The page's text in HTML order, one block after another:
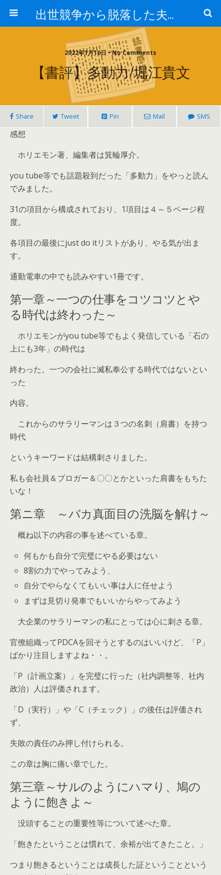
出世競争から脱落した夫と妻の日常
2022年1月16日 • No Comments
【書評】多動力/堀江貴文
Share Tweet Pin Mail SMS
感想
ホリエモン著、編集者は箕輪厚介。
you tube等でも話題殺到だった「多動力」をやっと読ん
でみました。
31の項目から構成されており、1項目は４～５ページ程
度。
各項目の最後にjust do itリストがあり、やる気が出ま
す。
通勤電車の中でも読みやすい1冊です。
第一章～一つの仕事をコツコツとや
る時代は終わった～
ホリエモンがyou tube等でもよく発信している「石の
上にも3年」の時代は
終わった。一つの会社に滅私奉公する時代ではないとい
った
内容。
これからのサラリーマンは３つの名刺（肩書）を持つ
時代
というキーワードは結構刺さりました。
私も会社員＆ブロガー＆〇〇とかといった肩書をもちた
いな！
第ニ章 ～バカ真面目の洗脳を解け～
概ね以下の内容の事を述べている章。
何もかも自分で完璧にやる必要はない
8割の力でやってみよう、
自分でやらなくてもいい事は人に任せよう
まずは見切り発車でもいいからやってみよう
大企業のサラリーマンの私にとっては心に刺さる章。
官僚組織ってPDCAを回そうとするのはいいけど、「P」
ばかり注目しますよね・・。
「P（計画立案）」を完璧に行った（社内調整等、社内
政治）人は評価されます。
「D（実行）」や「C（チェック）」の後任は評価され
ず、
失敗の責任のみ押し付けられる。
この章は胸に痛い章でした。
第三章～サルのようにハマり、鳩の
ように飽きよ～
没頭することの重要性等について述べた章。
「飽きたということは慣れて、余裕が出てきたこと。」
つまり飽きるということは成長した証ということという